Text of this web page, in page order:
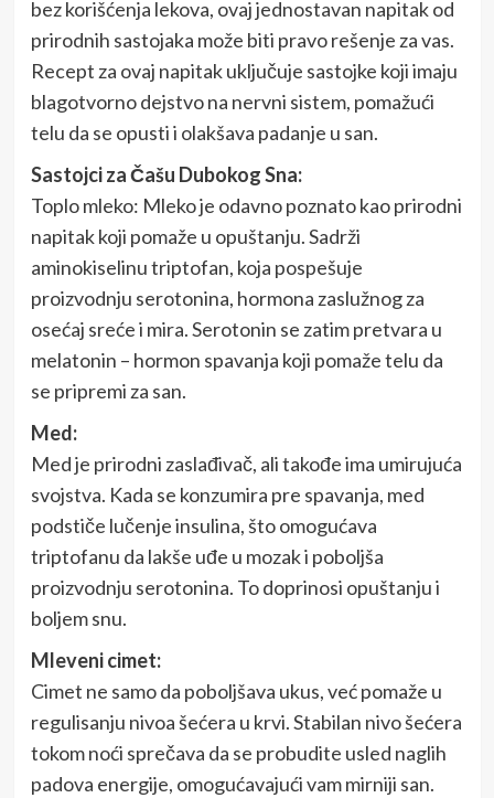
bez korišćenja lekova, ovaj jednostavan napitak od
prirodnih sastojaka može biti pravo rešenje za vas.
Recept za ovaj napitak uključuje sastojke koji imaju
blagotvorno dejstvo na nervni sistem, pomažući
telu da se opusti i olakšava padanje u san.
Sastojci za Čašu Dubokog Sna:
Toplo mleko: Mleko je odavno poznato kao prirodni
napitak koji pomaže u opuštanju. Sadrži
aminokiselinu triptofan, koja pospešuje
proizvodnju serotonina, hormona zaslužnog za
osećaj sreće i mira. Serotonin se zatim pretvara u
melatonin – hormon spavanja koji pomaže telu da
se pripremi za san.
Med:
Med je prirodni zaslađivač, ali takođe ima umirujuća
svojstva. Kada se konzumira pre spavanja, med
podstiče lučenje insulina, što omogućava
triptofanu da lakše uđe u mozak i poboljša
proizvodnju serotonina. To doprinosi opuštanju i
boljem snu.
Mleveni cimet:
Cimet ne samo da poboljšava ukus, već pomaže u
regulisanju nivoa šećera u krvi. Stabilan nivo šećera
tokom noći sprečava da se probudite usled naglih
padova energije, omogućavajući vam mirniji san.